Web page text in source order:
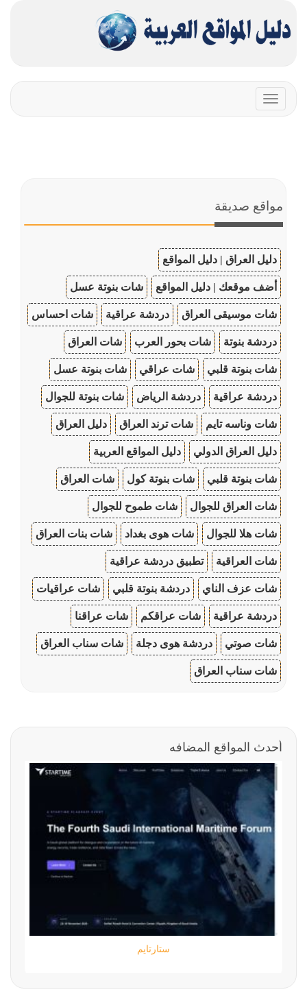
Toggle
navigation
مواقع صديقة
دليل العراق | دليل المواقع
أضف موقعك | دليل المواقع شات بنوتة عسل
شات موسيقى العراق دردشة عراقية شات احساس
دردشة بنوتة شات بحور العرب شات العراق
شات بنوتة قلبي شات عراقي شات بنوتة عسل
دردشة عراقية دردشة الرياض شات بنوتة للجوال
شات وناسه تايم شات ترند العراق دليل العراق
دليل العراق الدولي دليل المواقع العربية
شات بنوتة قلبي شات بنوتة كول شات العراق
شات العراق للجوال شات طموح للجوال
شات هلا للجوال شات هوى بغداد شات بنات العراق
شات العراقية تطبيق دردشة عراقية
شات عزف الناي دردشة بنوتة قلبي شات عراقيات
دردشة عراقية شات عراقكم شات عراقنا
شات صوتي دردشة هوى دجلة شات سناب العراق
شات سناب العراق
أحدث المواقع المضافه